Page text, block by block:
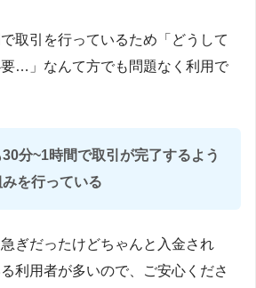
取引を行っているため「どうして
…」なんて方でも問題なく利用で
分~1時間で取引が完了するよう
を行っている
ぎだったけどちゃんと入金され
利用者が多いので、ご安心くださ